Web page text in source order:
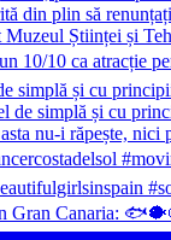
simplă și cu
Gran Canaria: